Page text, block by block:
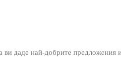
даде най-добрите предложения